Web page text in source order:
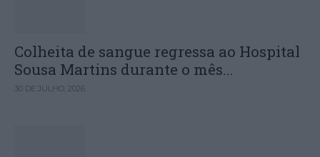
Colheita de sangue regressa ao Hospital
Sousa Martins durante o mês...
30 DE JULHO, 2026